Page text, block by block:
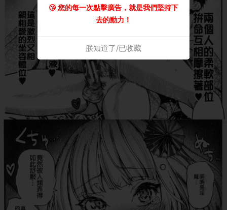
😘 您的每一次點擊廣告，就是我們堅持下
去的動力！
朕知道了/已收藏